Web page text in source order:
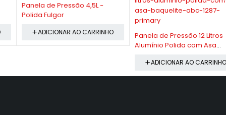
Panela de Pressão 4,5L -
Polida Fulgor
ADICIONAR AO CARRINHO
Panela de Pressão 12 Litros
Alumínio Polida com Asa
ADICIONAR AO CARRINHO